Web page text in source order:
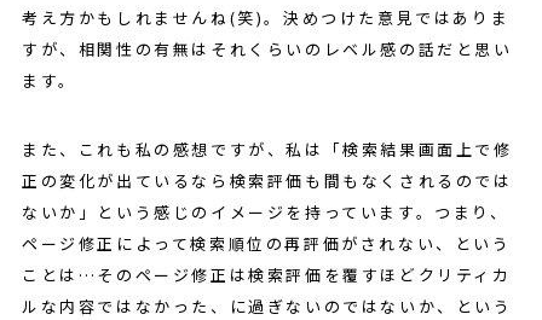
考え方かもしれませんね(笑)。決めつけた意見ではありま
すが、相関性の有無はそれくらいのレベル感の話だと思い
ます。
また、これも私の感想ですが、私は「検索結果画面上で修
正の変化が出ているなら検索評価も間もなくされるのでは
ないか」という感じのイメージを持っています。つまり、
ページ修正によって検索順位の再評価がされない、という
ことは…そのページ修正は検索評価を覆すほどクリティカ
ルな内容ではなかった、に過ぎないのではないか、という